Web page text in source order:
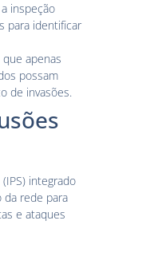
inspeção
para identificar
que apenas
possam
de invasões.
integrado
da rede para
e ataques